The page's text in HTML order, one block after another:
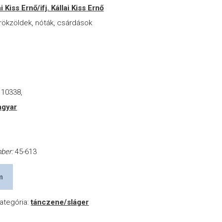
Kiss Ernő/ifj. Kállai Kiss Ernő
nóták, csárdások
45-613
tánczene/sláger